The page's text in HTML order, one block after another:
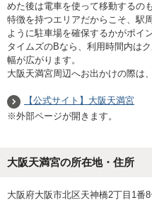
めた後は電車を使って移動するの
特徴を持つエリアだからこそ、駅
ように駐車場を確保するかがポイ
タイムズのBなら、利用時間内は
幅が広がります。
大阪天満宮周辺へお出かけの際は
【公式サイト】大阪天満宮
※外部ページが開きます。
大阪天満宮の所在地・住所
大阪府大阪市北区天神橋2丁目1番